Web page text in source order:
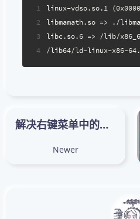
1
2
3
4
linux-vdso.so.1
libmamath.so => ./
libc.so.6 => /lib/
/lib64/ld-linux-x86-
解决右键菜单中的管理onedrive备份选项
Newer